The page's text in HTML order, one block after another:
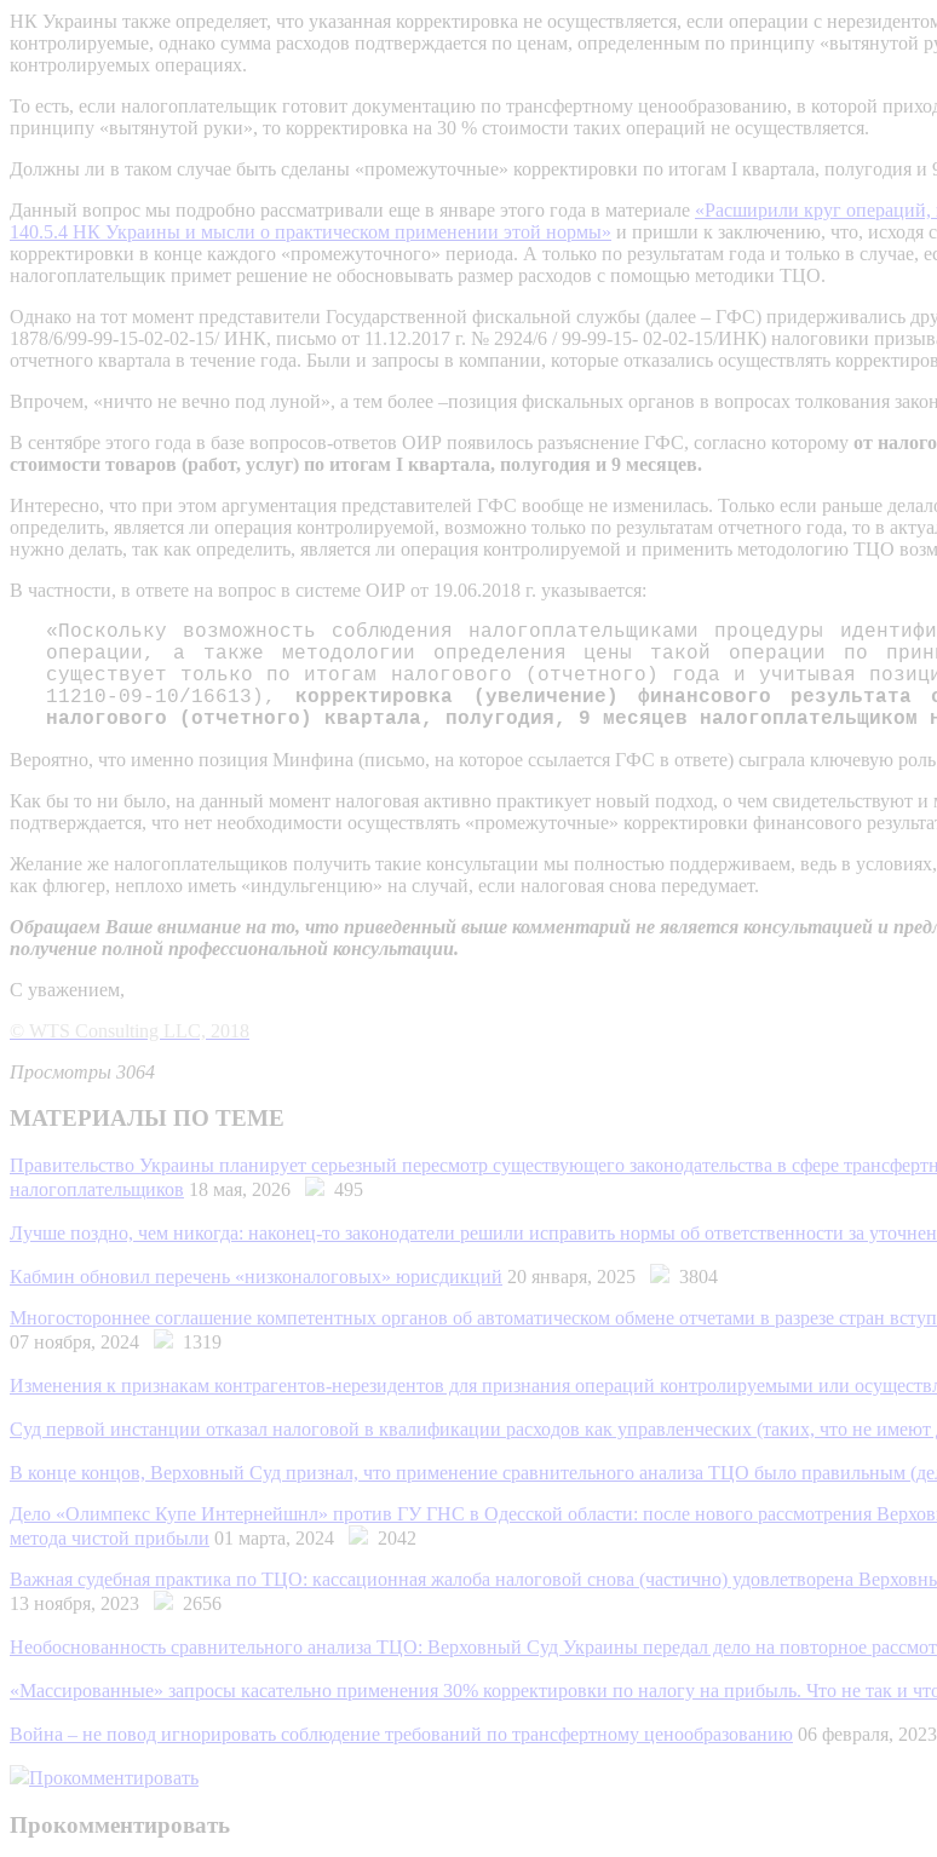
НК Украины также определяет, что указанная корректировка не осуществляется, если операции с
контролируемые, однако сумма расходов подтверждается по ценам, определенным по принципу «вытянутой
контролируемых операциях.
То есть, если налогоплательщик готовит документацию по трансфертному ценообразованию, в которой
принципу «вытянутой руки», то корректировка на 30 % стоимости таких операций не осуществляется.
Должны ли в таком случае быть сделаны «промежуточные» корректировки по итогам I квартала, полугодия и
Данный вопрос мы подробно рассматривали еще в январе этого года в материале «Расширили круг операций,
140.5.4 НК Украины и мысли о практическом применении этой нормы» и пришли к заключению, что, исходя
корректировки в конце каждого «промежуточного» периода. А только по результатам года и только в
налогоплательщик примет решение не обосновывать размер расходов с помощью методики ТЦО.
Однако на тот момент представители Государственной фискальной службы (далее – ГФС) придерживались
1878/6/99-99-15-02-02-15/ ИНК, письмо от 11.12.2017 г. № 2924/6 / 99-99-15- 02-02-15/ИНК) налоговики
отчетного квартала в течение года. Были и запросы в компании, которые отказались осуществлять
Впрочем, «ничто не вечно под луной», а тем более –позиция фискальных органов в вопросах толкования
В сентябре этого года в базе вопросов-ответов ОИР появилось разъяснение ГФС, согласно которому от
стоимости товаров (работ, услуг) по итогам I квартала, полугодия и 9 месяцев.
Интересно, что при этом аргументация представителей ГФС вообще не изменилась. Только если раньше
определить, является ли операция контролируемой, возможно только по результатам отчетного года, то в
нужно делать, так как определить, является ли операция контролируемой и применить методологию ТЦО
В частности, в ответе на вопрос в системе ОИР от 19.06.2018 г. указывается:
«Поскольку возможность соблюдения налогоплательщиками процедуры
операции, а также методологии определения цены такой операции по
существует только по итогам налогового (отчетного) года и учитывая
11210-09-10/16613), корректировка (увеличение) финансового
налогового (отчетного) квартала, полугодия, 9 месяцев налогоплательщиком
Вероятно, что именно позиция Минфина (письмо, на которое ссылается ГФС в ответе) сыграла ключевую
Как бы то ни было, на данный момент налоговая активно практикует новый подход, о чем свидетельствуют
подтверждается, что нет необходимости осуществлять «промежуточные» корректировки финансового
Желание же налогоплательщиков получить такие консультации мы полностью поддерживаем, ведь в
как флюгер, неплохо иметь «индульгенцию» на случай, если налоговая снова передумает.
Обращаем Ваше внимание на то, что приведенный выше комментарий не является консультацией и
получение полной профессиональной консультации.
С уважением,
© WTS Consulting LLC, 2018
Просмотры 3064
МАТЕРИАЛЫ ПО ТЕМЕ
Правительство Украины планирует серьезный пересмотр существующего законодательства в сфере
налогоплательщиков 18 мая, 2026 495
Лучше поздно, чем никогда: наконец-то законодатели решили исправить нормы об ответственности за
Кабмин обновил перечень «низконалоговых» юрисдикций 20 января, 2025
3804
Многостороннее соглашение компетентных органов об автоматическом обмене отчетами в разрезе стран
07 ноября, 2024
1319
Изменения к признакам контрагентов-нерезидентов для признания операций контролируемыми или
Суд первой инстанции отказал налоговой в квалификации расходов как управленческих (таких, что не
В конце концов, Верховный Суд признал, что применение сравнительного анализа ТЦО было правильным
Дело «Олимпекс Купе Интернейшнл» против ГУ ГНС в Одесской области: после нового рассмотрения
метода чистой прибыли 01 марта, 2024
2042
Важная судебная практика по ТЦO: кассационная жалоба налоговой снова (частично) удовлетворена
13 ноября, 2023
2656
Необоснованность сравнительного анализа ТЦО: Верховный Суд Украины передал дело на повторное
«Массированные» запросы касательно применения 30% корректировки по налогу на прибыль. Что не так и
Война – не повод игнорировать соблюдение требований по трансфертному ценообразованию 06 февраля,
Прокомментировать
Прокомментировать